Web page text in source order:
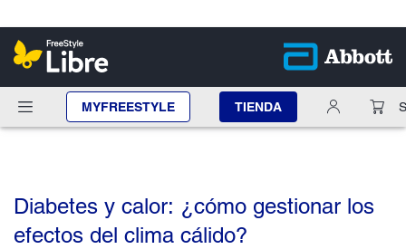
MYFREESTYLE TIENDA
Diabetes y calor: ¿cómo gestionar los
efectos del clima cálido?